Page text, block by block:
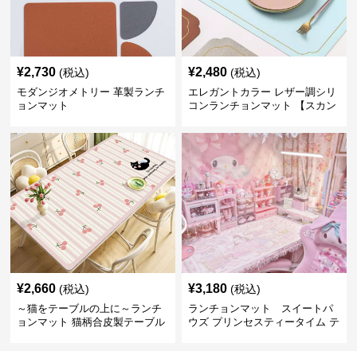
¥2,730 (税込)
モダンジオメトリー 革製ランチ
ョンマット
¥2,480 (税込)
エレガントカラー レザー調シリ
コンランチョンマット 【スカン
¥2,660 (税込)
～猫をテーブルの上に～ランチ
ョンマット 猫柄合皮製テーブル
¥3,180 (税込)
ランチョンマット スイートパ
ウズ プリンセスティータイム テ